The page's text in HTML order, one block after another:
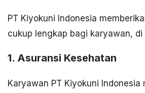
PT Kiyokuni Indonesia
cukup lengkap bagi karyawan, di
1. Asuransi Kesehatan
Karyawan PT Kiyokuni Indonesia